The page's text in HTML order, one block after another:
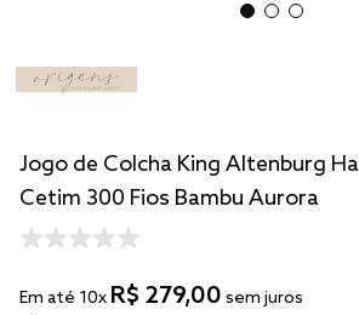
Jogo de Colcha King Altenburg
Cetim 300 Fios Bambu Aurora
Em até 10x R$ 279,00 sem juros
edredom
jogos cama
tencel